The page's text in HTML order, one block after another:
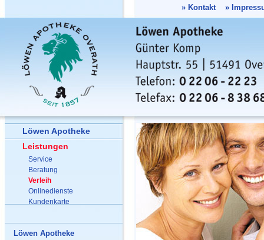
» Kontakt»
Löwen Apotheke
Leistungen
Service
Beratung
Verleih
Onlinedienste
Kundenkarte
Löwen Apotheke